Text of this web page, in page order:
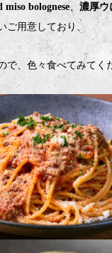
miso bolognese、 濃厚ウ
ご用意しており、
で、色々食べてみて